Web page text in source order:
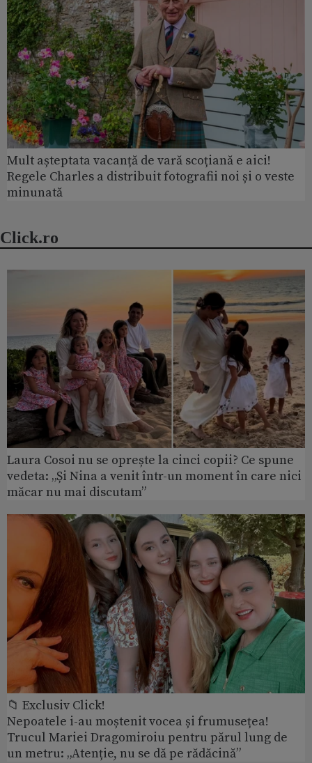
Mult așteptata vacanță de vară scoțiană e aici!
Regele Charles a distribuit fotografii noi și o veste
minunată
Click.ro
Laura Cosoi nu se oprește la cinci copii? Ce spune
vedeta: „Și Nina a venit într-un moment în care nici
măcar nu mai discutam”
📁 Exclusiv Click!
Nepoatele i-au moștenit vocea și frumusețea!
Trucul Mariei Dragomiroiu pentru părul lung de
un metru: „Atenție, nu se dă pe rădăcină”